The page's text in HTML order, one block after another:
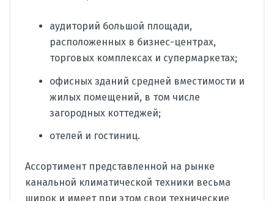
аудиторий большой площади,
расположенных в бизнес-центрах,
торговых комплексах и супермаркетах;
офисных зданий средней вместимости и
жилых помещений, в том числе
загородных коттеджей;
отелей и гостиниц.
Ассортимент представленной на рынке
канальной климатической техники весьма
широк и имеет при этом свои технические